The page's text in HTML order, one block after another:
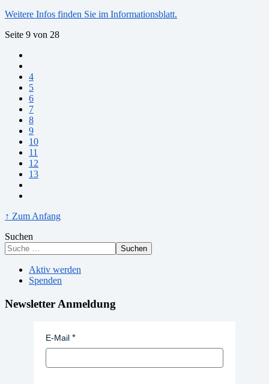
Weitere Infos finden Sie im Informationsblatt.
Seite 9 von 28
4
5
6
7
8
9
10
11
12
13
↑ Zum Anfang
Suchen
Suchen
Aktiv werden
Spenden
Newsletter Anmeldung
E-Mail